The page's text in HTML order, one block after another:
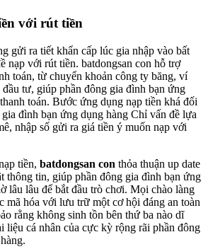
với rút tiền
gửi ra tiết khẩn cấp lúc gia nhập vào bất
nạp với rút tiền. batdongsan con hỗ trợ
toán, từ chuyển khoản công ty băng, ví
tư, giúp phần đông gia đình bạn ứng
toán. Bước ứng dụng nạp tiền khá đối
đình bạn ứng dụng hàng Chỉ vấn đề lựa
nhập số gửi ra giá tiền ý muốn nạp với
tiền, batdongsan con thỏa thuận up date
thông tin, giúp phần đông gia đình bạn ứng
lâu lâu để bắt đầu trò chơi. Mọi chào làng
mã hóa với lưu trữ một cơ hội đáng an toàn
rằng không sinh tồn bên thứ ba nào dĩ
liệu cá nhân của cực kỳ rộng rãi phần đông